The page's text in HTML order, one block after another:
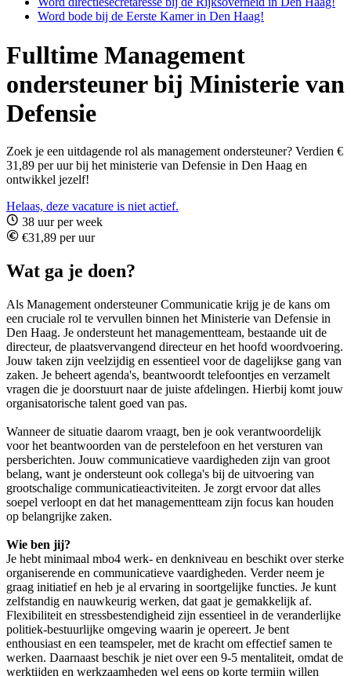
Word bode bij de Eerste Kamer in Den Haag!
Fulltime Management
ondersteuner bij Ministerie van
Defensie
Zoek je een uitdagende rol als management ondersteuner? Verdien €
31,89 per uur bij het ministerie van Defensie in Den Haag en
ontwikkel jezelf!
Helaas, deze vacature is niet actief.
38 uur per week
€31,89 per uur
Wat ga je doen?
Als Management ondersteuner Communicatie krijg je de kans om
een cruciale rol te vervullen binnen het Ministerie van Defensie in
Den Haag. Je ondersteunt het managementteam, bestaande uit de
directeur, de plaatsvervangend directeur en het hoofd woordvoering.
Jouw taken zijn veelzijdig en essentieel voor de dagelijkse gang van
zaken. Je beheert agenda's, beantwoordt telefoontjes en verzamelt
vragen die je doorstuurt naar de juiste afdelingen. Hierbij komt jouw
organisatorische talent goed van pas.
Wanneer de situatie daarom vraagt, ben je ook verantwoordelijk
voor het beantwoorden van de perstelefoon en het versturen van
persberichten. Jouw communicatieve vaardigheden zijn van groot
belang, want je ondersteunt ook collega's bij de uitvoering van
grootschalige communicatieactiviteiten. Je zorgt ervoor dat alles
soepel verloopt en dat het managementteam zijn focus kan houden
op belangrijke zaken.
Wie ben jij?
Je hebt minimaal mbo4 werk- en denkniveau en beschikt over sterke
organiserende en communicatieve vaardigheden. Verder neem je
graag initiatief en heb je al ervaring in soortgelijke functies. Je kunt
zelfstandig en nauwkeurig werken, dat gaat je gemakkelijk af.
Flexibiliteit en stressbestendigheid zijn essentieel in de veranderlijke
politiek-bestuurlijke omgeving waarin je opereert. Je bent
enthousiast en een teamspeler, met de kracht om effectief samen te
werken. Daarnaast beschik je niet over een 9-5 mentaliteit, omdat de
werktijden en werkzaamheden wel eens op korte termijn willen